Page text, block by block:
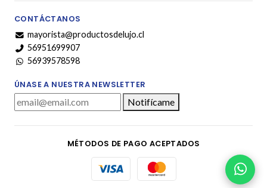
CONTÁCTANOS
mayorista@productosdelujo.cl
56951699907
56939578598
ÚNASE A NUESTRA NEWSLETTER
Notifícame
MÉTODOS DE PAGO ACEPTADOS